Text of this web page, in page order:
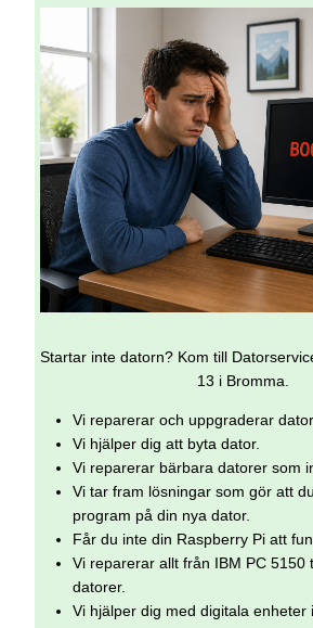
Startar inte datorn? Kom till
13 i Bromma.
Vi reparerar och uppgraderar
Vi hjälper dig att byta dator.
Vi reparerar bärbara datorer som
Vi tar fram lösningar som gör att
program på din nya dator.
Får du inte din Raspberry Pi att
Vi reparerar allt från IBM PC 5150
datorer.
Vi hjälper dig med digitala enheter